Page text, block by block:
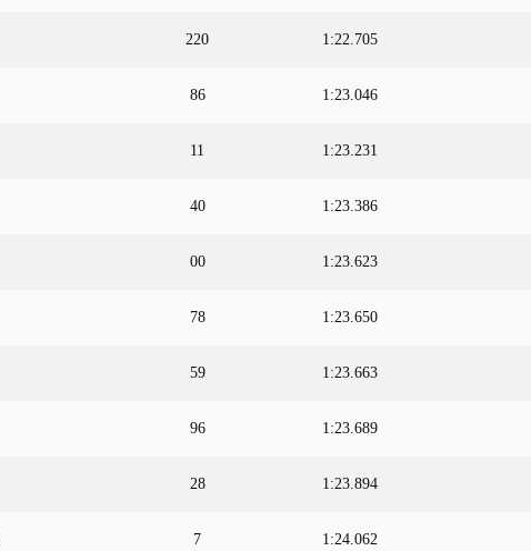
220 1:22.705
86 1:23.046
11 1:23.231
40 1:23.386
00 1:23.623
78 1:23.650
59 1:23.663
96 1:23.689
28 1:23.894
7 1:24.062